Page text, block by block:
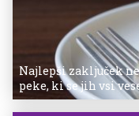
Najlepši zaključek
peke, ki se jih vsi